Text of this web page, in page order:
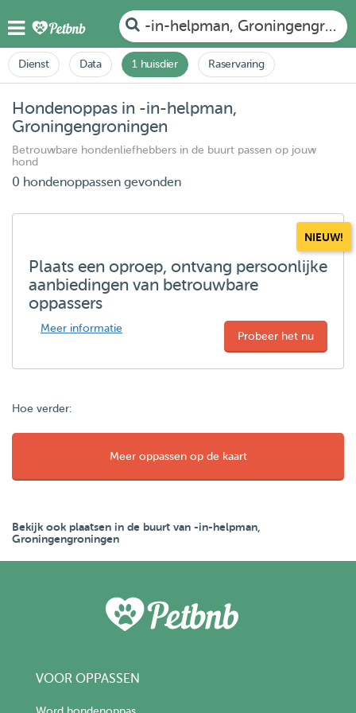
-in-helpman,
Dienst Data 1 huisdier Raservaring
Hondenoppas in -in-helpman,
Groningengroningen
Betrouwbare hondenliefhebbers in de buurt passen op jouw
hond
0 hondenoppassen gevonden
NIEUW!
Plaats een oproep, ontvang persoonlijke
aanbiedingen van betrouwbare
oppassers
Meer informatie
Probeer het nu
Hoe verder:
Meer oppassen op de kaart
Bekijk ook plaatsen in de buurt van -in-helpman,
Groningengroningen
VOOR OPPASSEN